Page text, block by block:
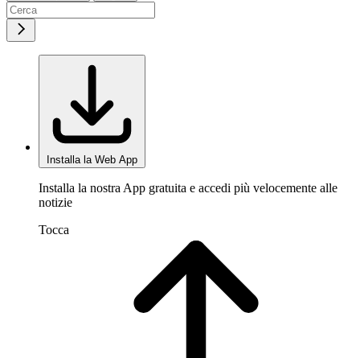
Installa la Web App
Installa la nostra App gratuita e accedi più velocemente alle
notizie
Tocca